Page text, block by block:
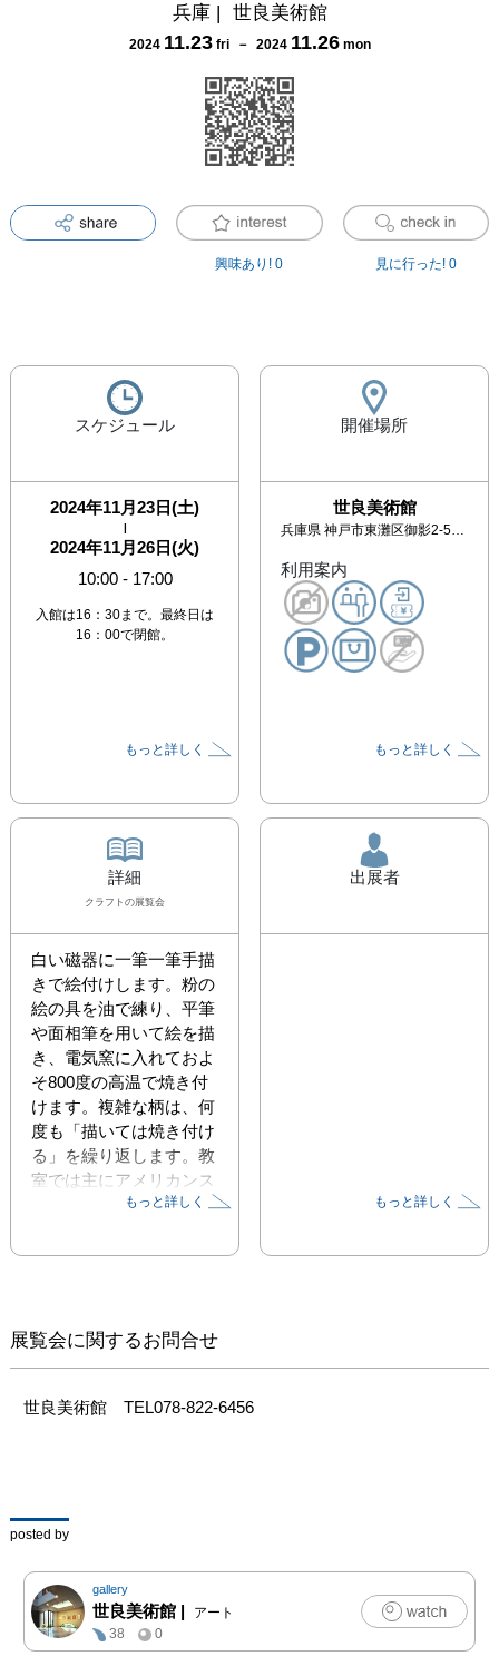
兵庫| 世良美術館
2024 11.23 fri－ 2024 11.26 mon
興味あり! 0 見に行った! 0
スケジュール
2024年11月23日(土)
|
2024年11月26日(火)
10:00- 17:00
入館は16：30まで。最終日は
16：00で閉館。
もっと詳しく
開催場所
世良美術館
兵庫県 神戸市東灘区御影2-5-21
利用案内
もっと詳しく
詳細
クラフト の展覧会
白い磁器に一筆一筆手描
きで絵付けします。粉の
絵の具を油で練り、平筆
や面相筆を用いて絵を描
き、電気窯に入れておよ
そ800度の高温で焼き付
けます。複雑な柄は、何
度も「描いては焼き付け
る」を繰り返します。教
室では主にアメリカンス
タイル、ポートレートを
徒の作品はそれぞれテー
もっと詳しく
出展者
もっと詳しく
展覧会に関するお問合せ
世良美術館　TEL078-822-6456
posted by
gallery
世良美術館 |
アート
38
0